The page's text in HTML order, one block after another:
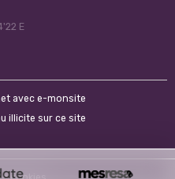
E
avec e-monsite
illicite sur ce site